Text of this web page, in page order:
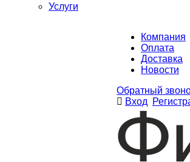
Услуги
Компания
Оплата
Доставка
Новости
Обратный
Вход